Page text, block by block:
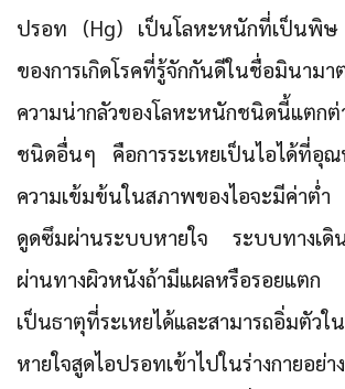
ปรอท (Hg) เป็นโลหะหนักที่เป็นพิษ
ของการเกิดโรคที่รู้จักกันดีในชื่อมินาม
ความน่ากลัวของโลหะหนักชนิดนี้แตกต่
ชนิดอื่นๆ คือการระเหยเป็นไอได้ที่อุ
ความเข้มข้นในสภาพของไอจะมีค่าต่
ดูดซึมผ่านระบบหายใจ ระบบทางเดิ
ผ่านทางผิวหนังถ้ามีแผลหรือรอยแตก
เป็นธาตุที่ระเหยได้และสามารถอิ่มตั
หายใจสูดไอปรอทเข้าไปในร่างกายอ